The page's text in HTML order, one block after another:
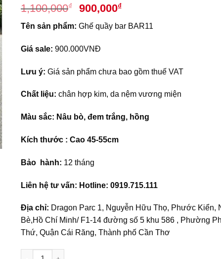
1,100,000₫
Giá
gốc
là:
1,100,000₫.
900,000₫Giá
tại
Tên sản phẩm: Ghế quầy bar BAR11
Giá sale: 900.000VNĐ
Lưu ý: Giá sản phẩm chưa bao gồm thuế VAT
Chất liệu: chân hợp kim, da nệm vương miện
Màu sắc: Nâu bò, đem trắng, hồng
Kích thước : Cao 45-55cm
Bảo hành: 12 tháng
Liên hệ tư vấn: Hotline: 0919.715.111
Địa chỉ: Dragon Parc 1, Nguyễn Hữu Thọ, Phước Kiển,
Bè,Hồ Chí Minh/ F1-14 đường số 5 khu 586 , Phường
Thứ, Quận Cái Răng, Thành phố Cần Thơ
Ghế quầy bar BAR11 số lượng